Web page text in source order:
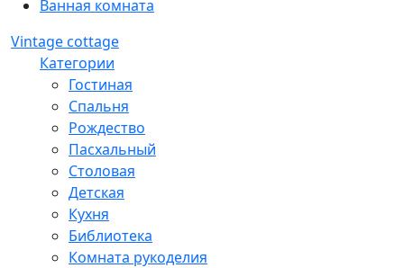
Ванная комната
Vintage cottage
Категории
Гостиная
Спальня
Рождество
Пасхальный
Столовая
Детская
Кухня
Библиотека
Комната рукоделия